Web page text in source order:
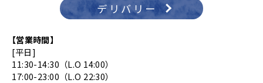
デリバリー
【営業時間】
[平日]
11:30-14:30（L.O 14:00）
17:00-23:00（L.O 22:30）